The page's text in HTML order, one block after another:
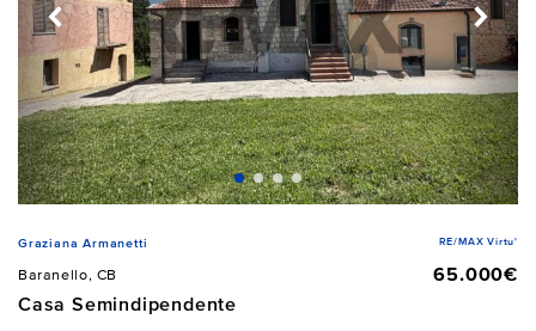
Graziana Armanetti RE/MAX Virtu'
Baranello, CB
65.000€
Casa Semindipendente